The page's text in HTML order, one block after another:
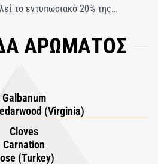
το εντυπωσιακό 20% της
για ένα καθηλωτικό οσφρητικό
το πατσουλί μπλέκονται με την
ιστορία. Στην καρδιά,
τριαντάφυλλο και ylang-ylang
πινελιά λουλουδένιας
γεύση του γαρύφαλλου, που
του γαρύφαλλου, προσθέτει ένα
ΑΡΩΜΑΤΟΣ
Galbanum
(Virginia)
Cloves
Carnation
(Turkey)